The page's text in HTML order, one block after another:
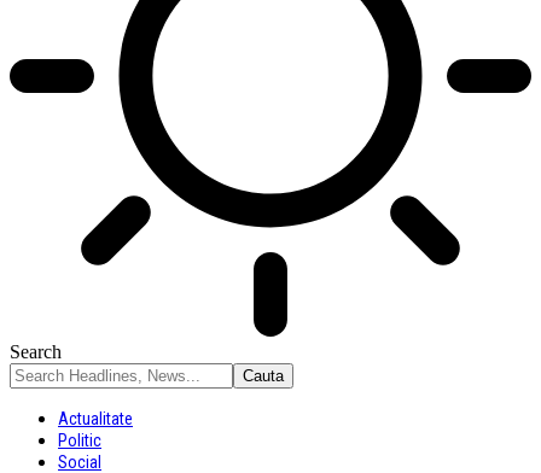
Search
Actualitate
Politic
Social